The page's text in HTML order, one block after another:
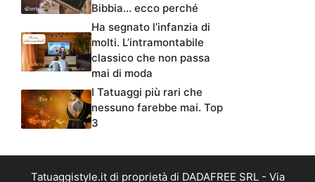
Bibbia… ecco perché
Ha segnato l’infanzia di
molti. L’intramontabile
classico che non passa
mai di moda
I Tatuaggi più rari che
nessuno farebbe mai. Top
3
Tatuaggistyle.it di proprietà di DADAFREE SRL - Via